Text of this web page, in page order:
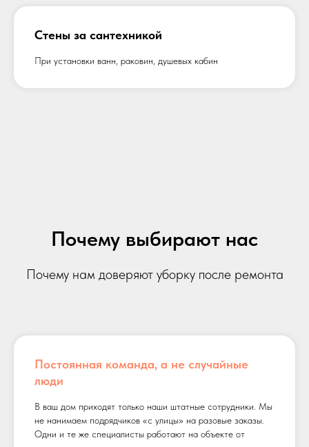
Стены за сантехникой
При установки ванн, раковин, душевых кабин
Почему выбирают нас
Почему нам доверяют уборку после ремонта
Постоянная команда, а не случайные
люди
В ваш дом приходят только наши штатные сотрудники. Мы
не нанимаем подрядчиков «с улицы» на разовые заказы.
Одни и те же специалисты работают на объекте от